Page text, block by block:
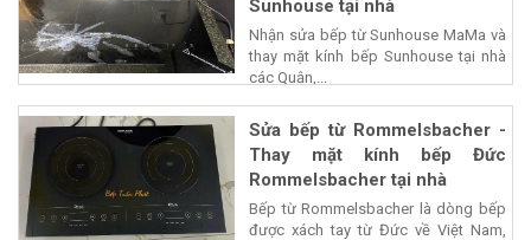
Sunhouse tại nhà
Nhận sửa bếp từ Sunhouse MaMa và
thay mặt kính bếp Sunhouse tại nhà
các Quận,...
Sửa bếp từ Rommelsbacher -
Thay mặt kính bếp Đức
Rommelsbacher tại nhà
Bếp từ Rommelsbacher là dòng bếp
được xách tay từ Đức về Việt Nam,